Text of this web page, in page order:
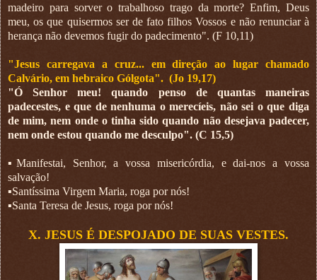
madeiro para sorver o trabalhoso trago da morte? Enfim, Deus
meu, os que quisermos ser de fato filhos Vossos e não renunciar à
herança não devemos fugir do padecimento". (F 10,11)
"Jesus carregava a cruz... em direção ao lugar chamado
Calvário, em hebraico Gólgota". (Jo 19,17)
"Ó Senhor meu! quando penso de quantas maneiras
padecestes, e que de nenhuma o merecíeis, não sei o que diga
de mim, nem onde o tinha sido quando não desejava padecer,
nem onde estou quando me desculpo". (C 15,5)
▪︎Manifestai, Senhor, a vossa misericórdia, e dai-nos a vossa
salvação!
▪︎Santíssima Virgem Maria, roga por nós!
▪︎Santa Teresa de Jesus, roga por nós!
X. JESUS É DESPOJADO DE SUAS VESTES.